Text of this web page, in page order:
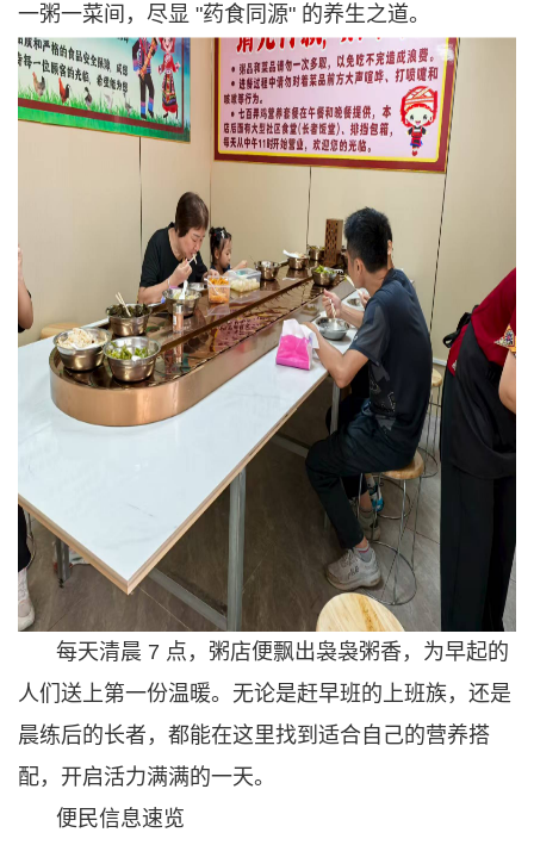
一粥一菜间，尽显 "药食同源" 的养生之道。
每天清晨 7 点，粥店便飘出袅袅粥香，为早起的
人们送上第一份温暖。无论是赶早班的上班族，还是
晨练后的长者，都能在这里找到适合自己的营养搭
配，开启活力满满的一天。
便民信息速览